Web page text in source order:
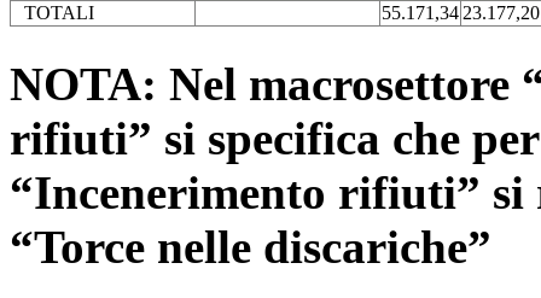
TOTALI 55.171,3423.177,20
NOTA: Nel macrosettore
rifiuti” si specifica che
“Incenerimento rifiuti”
“Torce nelle discariche”